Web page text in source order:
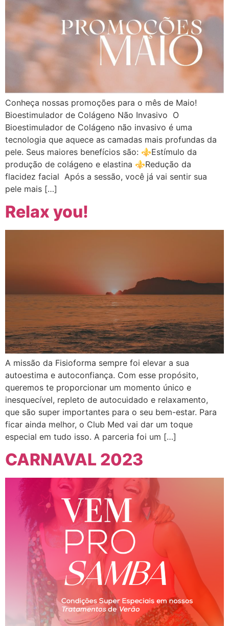
Conheça nossas promoções para o mês de Maio!
Bioestimulador de Colágeno Não Invasivo O
Bioestimulador de Colágeno não invasivo é uma
tecnologia que aquece as camadas mais profundas da
pele. Seus maiores benefícios são: ⚜Estímulo da
produção de colágeno e elastina ⚜Redução da
flacidez facial Após a sessão, você já vai sentir sua
pele mais […]
Relax you!
A missão da Fisioforma sempre foi elevar a sua
autoestima e autoconfiança. Com esse propósito,
queremos te proporcionar um momento único e
inesquecível, repleto de autocuidado e relaxamento,
que são super importantes para o seu bem-estar. Para
ficar ainda melhor, o Club Med vai dar um toque
especial em tudo isso. A parceria foi um […]
CARNAVAL 2023